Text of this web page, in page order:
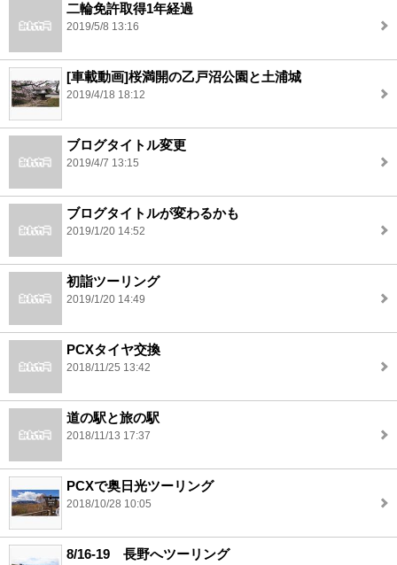
二輪免許取得1年経過
2019/5/8 13:16
[車載動画]桜満開の乙戸沼公園と土浦城
2019/4/18 18:12
ブログタイトル変更
2019/4/7 13:15
ブログタイトルが変わるかも
2019/1/20 14:52
初詣ツーリング
2019/1/20 14:49
PCXタイヤ交換
2018/11/25 13:42
道の駅と旅の駅
2018/11/13 17:37
PCXで奥日光ツーリング
2018/10/28 10:05
8/16-19 長野へツーリング